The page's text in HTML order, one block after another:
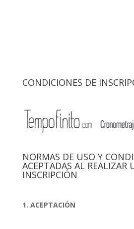
CONDICIONES DE
NORMAS DE USO Y
ACEPTADAS AL REALIZAR
INSCRIPCIÓN
1. ACEPTACIÓN